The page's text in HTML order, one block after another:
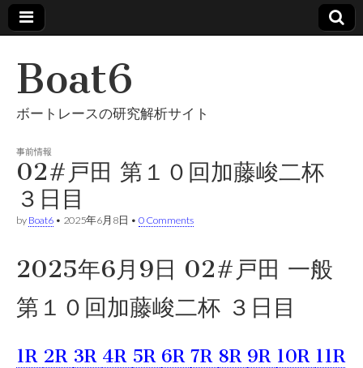
Boat6
ボートレースの研究解析サイト
事前情報
02#戸田 第１０回加藤峻二杯
３日目
by Boat6 • 2025年6月8日 • 0 Comments
2025年6月9日 02#戸田 一般
第１０回加藤峻二杯 ３日目
1R 2R 3R 4R 5R 6R 7R 8R 9R 10R 11R